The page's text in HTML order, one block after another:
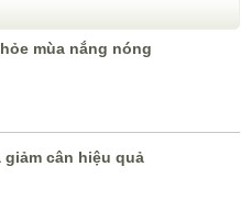
mùa nắng nóng
cân hiệu quả